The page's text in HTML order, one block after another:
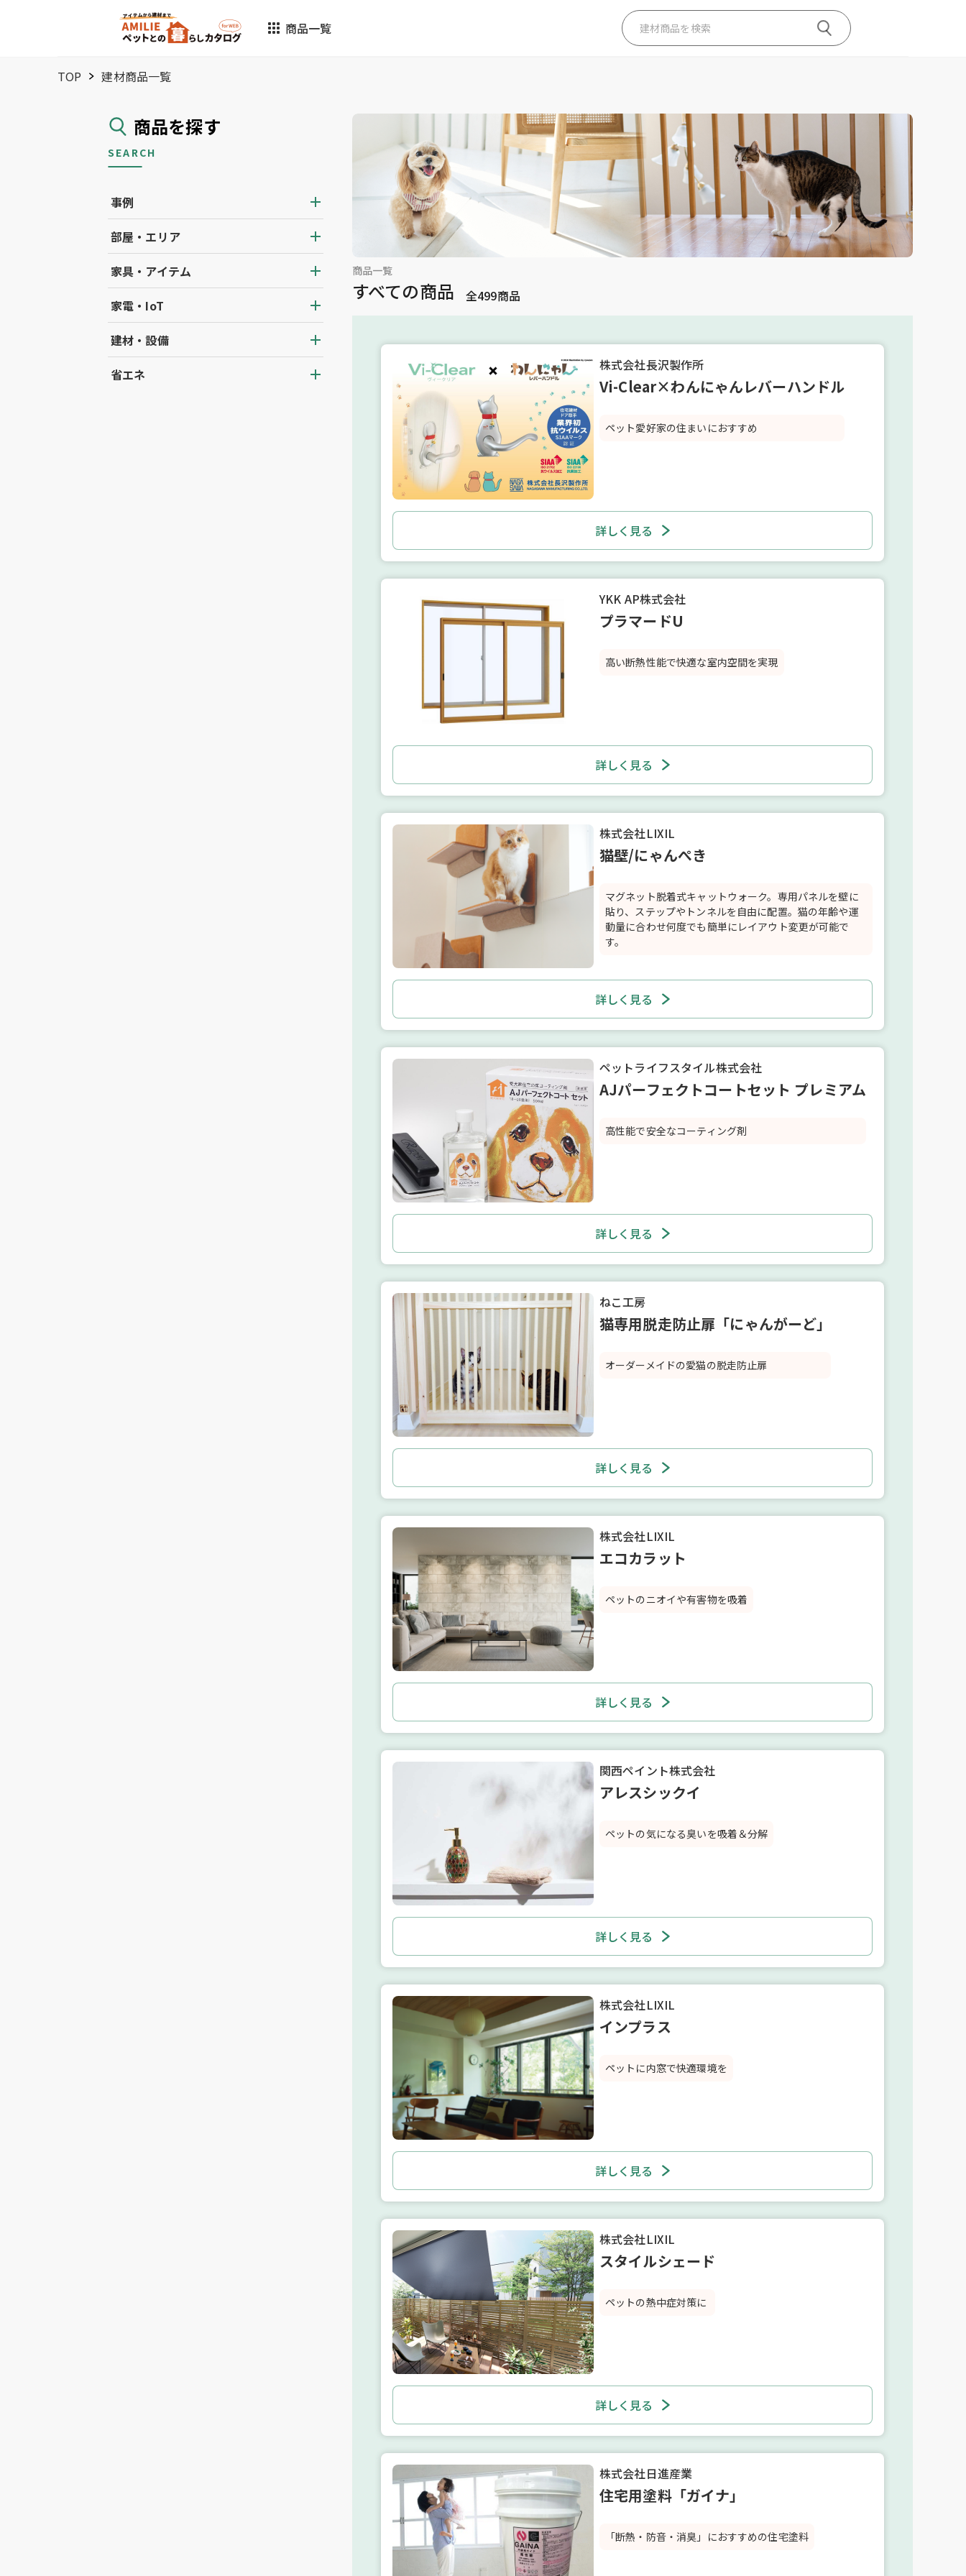
商品一覧
TOP 建材商品一覧
商品を探す
SEARCH
事例
部屋・エリア
家具・アイテム
家電・IoT
建材・設備
省エネ
商品一覧
すべての商品 全499商品
株式会社長沢製作所
Vi-Clear×わんにゃんレバーハンドル
ペット愛好家の住まいにおすすめ
詳しく見る
YKK AP株式会社
プラマードU
高い断熱性能で快適な室内空間を実現
詳しく見る
株式会社LIXIL
猫壁/にゃんぺき
マグネット脱着式キャットウォーク。専用パネルを壁に
貼り、ステップやトンネルを自由に配置。猫の年齢や運
動量に合わせ何度でも簡単にレイアウト変更が可能で
す。
詳しく見る
ペットライフスタイル株式会社
AJパーフェクトコートセット プレミアム
高性能で安全なコーティング剤
詳しく見る
ねこ工房
猫専用脱走防止扉「にゃんがーど」
オーダーメイドの愛猫の脱走防止扉
詳しく見る
株式会社LIXIL
エコカラット
ペットのニオイや有害物を吸着
詳しく見る
関西ペイント株式会社
アレスシックイ
ペットの気になる臭いを吸着＆分解
詳しく見る
株式会社LIXIL
インプラス
ペットに内窓で快適環境を
詳しく見る
株式会社LIXIL
スタイルシェード
ペットの熱中症対策に
詳しく見る
株式会社日進産業
住宅用塗料「ガイナ」
「断熱・防音・消臭」におすすめの住宅塗料